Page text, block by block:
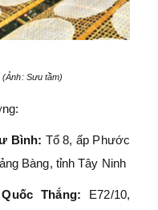
Sưu tầm)
Bình: Tổ 8, ấp Phước
Bàng, tỉnh Tây Ninh
Thắng:
E72/10,